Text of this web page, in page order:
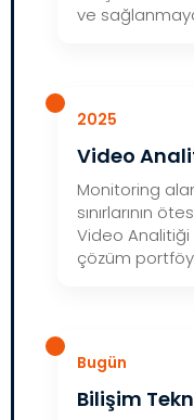
ve
2025
Video
Monitoring
sınırlarının
Video Analitiği
çözüm
Bugün
Bilişim